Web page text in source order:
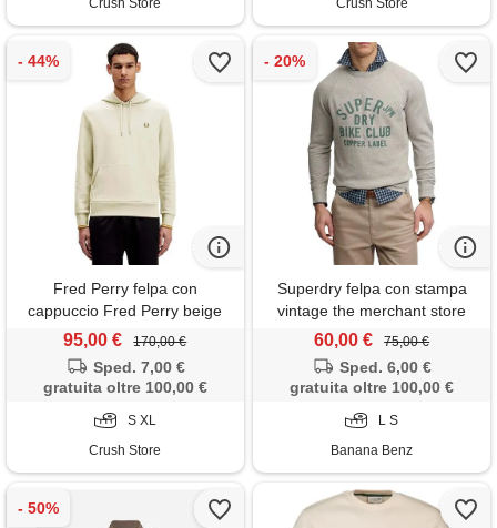
Crush Store
Crush Store
Fred Perry felpa con
cappuccio Fred Perry beige
95,00 € 170,00 €
Sped. 7,00 €
gratuita oltre 100,00 €
S XL
Crush Store
Superdry felpa con stampa
vintage the merchant store
60,00 € 75,00 €
Sped. 6,00 €
gratuita oltre 100,00 €
L S
Banana Benz